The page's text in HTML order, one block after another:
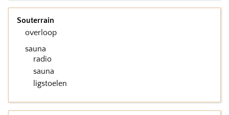
Souterrain
overloop
sauna
radio
sauna
ligstoelen